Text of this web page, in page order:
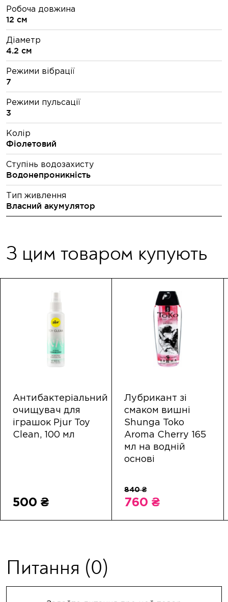
Робоча довжина
12 см
Діаметр
4.2 см
Режими вібрації
7
Режими пульсації
3
Колір
Фіолетовий
Ступінь водозахисту
Водонепроникність
Тип живлення
Власний акумулятор
З цим товаром купують
Антибактеріальний
очищувач для
іграшок Pjur Toy
Clean, 100 мл
500 ₴
Лубрикант зі
смаком вишні
Shunga Toko
Aroma Cherry 165
мл на водній
основі
760 ₴
Питання (0)